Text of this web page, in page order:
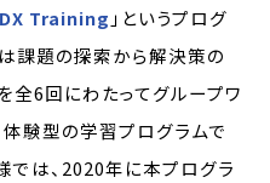
Training 」というプログ
課題の探索から解決策の
全6回にわたってグループワ
験型の学習プログラムで
では、2020年に本プログラ